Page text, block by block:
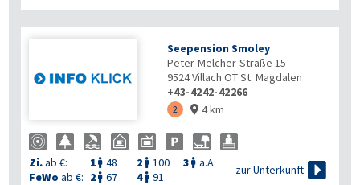
Seepension Smoley
Peter-Melcher-Straße 15
9524Villach OT St. Magdalen
+43-4242-42266
2  4 km
Zi.ab €: 1  48 2  100 3  a.A.
FeWo ab €: 2  67 4 91
zur Unterkunft 